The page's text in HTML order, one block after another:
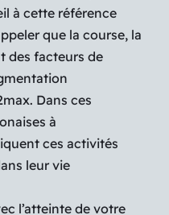
à cette référence
que la course, la
des facteurs de
Dans ces
à
ces activités
leur vie
l’atteinte de votre